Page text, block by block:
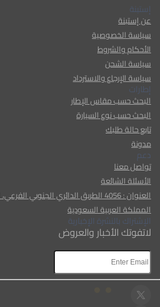
إستبنة
عن إستبنة
سياسة الخصوصية
الأحكام والشروط
سياسة الشحن
سياسة الإرجاع والاسترداد
إطارات
البحث حسب مقاس الإطار
البحث حسب نوع السيارة
تابع حالة طلبك
مدونة
دعم
تواصل معنا
الأسئلة الشائعة
المملكة العربية السعودية
الإشتراك بالنشرة الإخبارية
لاتفوتك الأخبار والعروض